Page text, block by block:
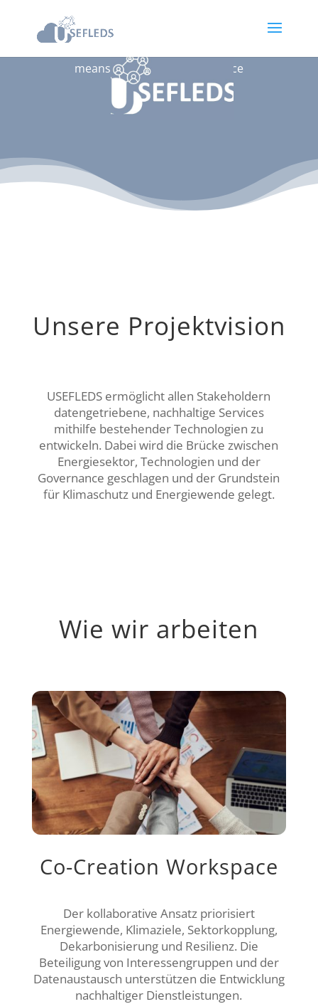
means of anEnergy pace
Unsere Projektvision
USEFLEDS ermöglicht allen Stakeholdern
datengetriebene, nachhaltige Services
mithilfe bestehender Technologien zu
entwickeln. Dabei wird die Brücke zwischen
Energiesektor, Technologien und der
Governance geschlagen und der Grundstein
für Klimaschutz und Energiewende gelegt.
Wie wir arbeiten
Co-Creation Workspace
Der kollaborative Ansatz priorisiert
Energiewende, Klimaziele, Sektorkopplung,
Dekarbonisierung und Resilienz. Die
Beteiligung von Interessengruppen und der
Datenaustausch unterstützen die Entwicklung
nachhaltiger Dienstleistungen.